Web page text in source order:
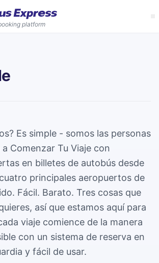
platform
de Stansted
para el aeropuerto de Stansted
de Luton
para el aeropuerto de Luton
de Gatwick
para el aeropuerto de Gatwick
reservas de grupo
del precio cuando reservas para un
reserva anticipada
del precio cuando reservas para un
3 personas.
Bus Express.
y condiciones
teléfono, correo electrónico o formulario
Es simple - somos las personas
Comenzar Tu Viaje con
en billetes de autobús desde
principales aeropuertos de
Fácil. Barato. Tres cosas que
así que estamos aquí para
viaje comience de la manera
con un sistema de reserva en
y fácil de usar.